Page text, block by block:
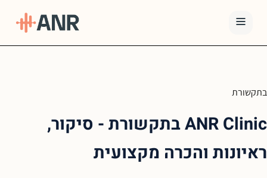
ANR
סמים
בתקשורת
ANR Clinic בתקשורת - סיקור,
ראיונות והכרה מקצועית